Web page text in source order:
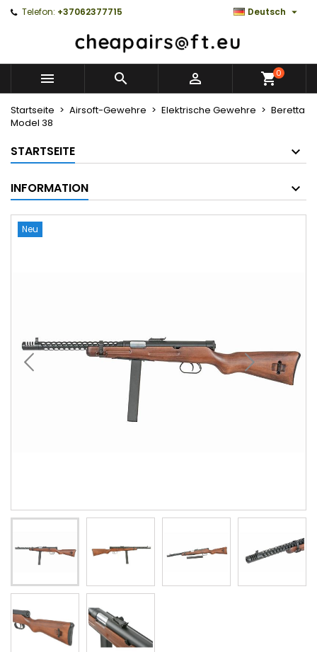
Telefon: +37062377715 Deutsch 
   0
Startseite Airsoft-Gewehre Elektrische Gewehre
Beretta
Model 38
STARTSEITE
INFORMATION
Neu